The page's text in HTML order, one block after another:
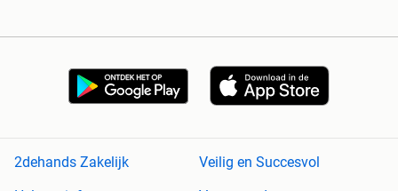
2dehands Zakelijk
Veilig en Succesvol